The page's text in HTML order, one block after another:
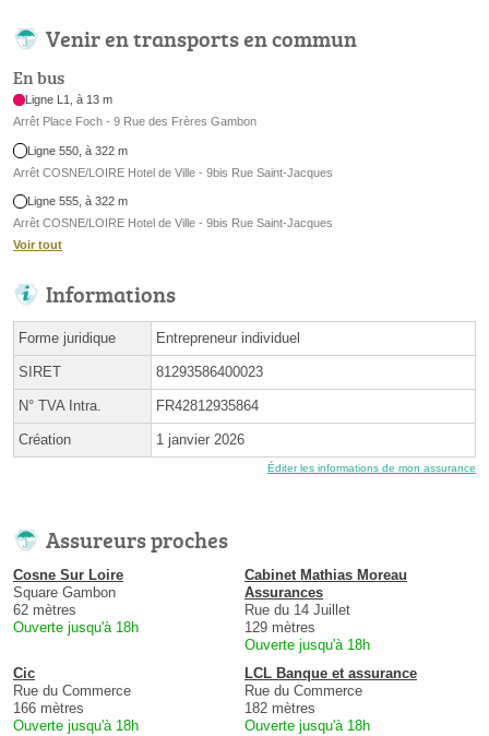
Venir en transports en commun
En bus
Ligne L1, à 13 m
Arrêt Place Foch - 9 Rue des Frères Gambon
Ligne 550, à 322 m
Arrêt COSNE/LOIRE Hotel de Ville - 9bis Rue Saint-Jacques
Ligne 555, à 322 m
Arrêt COSNE/LOIRE Hotel de Ville - 9bis Rue Saint-Jacques
Voir tout
Informations
Forme juridique Entrepreneur individuel
SIRET 81293586400023
N° TVA Intra. FR42812935864
Création 1 janvier 2026
Éditer les informations de mon assurance
Assureurs proches
Cosne Sur Loire
Square Gambon
62 mètres
Ouverte jusqu'à 18h
Cabinet Mathias Moreau
Assurances
Rue du 14 Juillet
129 mètres
Ouverte jusqu'à 18h
Cic
Rue du Commerce
166 mètres
Ouverte jusqu'à 18h
LCL Banque et assurance
Rue du Commerce
182 mètres
Ouverte jusqu'à 18h